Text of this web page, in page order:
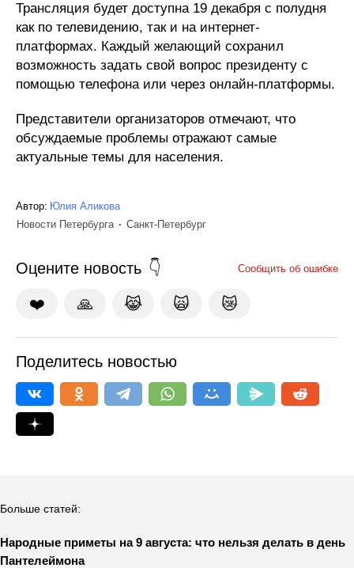
Трансляция будет доступна 19 декабря с полудня
как по телевидению, так и на интернет-
платформах. Каждый желающий сохранил
возможность задать свой вопрос президенту с
помощью телефона или через онлайн-платформы.
Представители организаторов отмечают, что
обсуждаемые проблемы отражают самые
актуальные темы для населения.
Автор: Юлия Аликова
Новости Петербурга
Санкт-Петербург
Оцените новость Сообщить об ошибке
❤️ 🙏 😹 🙀 😿
Поделитесь новостью
Больше статей:
Народные приметы на 9 августа: что нельзя делать в день
Пантелеймона